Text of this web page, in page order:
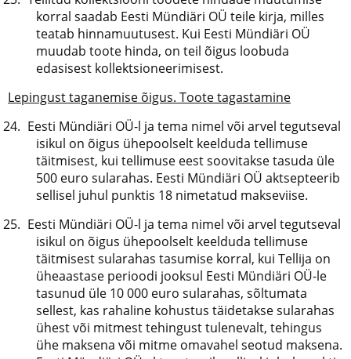
korral saadab Eesti Mündiäri OÜ teile kirja, milles
teatab hinnamuutusest. Kui Eesti Mündiäri OÜ
muudab toote hinda, on teil õigus loobuda
edasisest kollektsioneerimisest.
Lepingust taganemise õigus. Toote tagastamine
Eesti Mündiäri OÜ-l ja tema nimel või arvel tegutseval
isikul on õigus ühepoolselt keelduda tellimuse
täitmisest, kui tellimuse eest soovitakse tasuda üle
500 euro sularahas. Eesti Mündiäri OÜ aktsepteerib
sellisel juhul punktis 18 nimetatud makseviise.
Eesti Mündiäri OÜ-l ja tema nimel või arvel tegutseval
isikul on õigus ühepoolselt keelduda tellimuse
täitmisest sularahas tasumise korral, kui Tellija on
üheaastase perioodi jooksul Eesti Mündiäri OÜ-le
tasunud üle 10 000 euro sularahas, sõltumata
sellest, kas rahaline kohustus täidetakse sularahas
ühest või mitmest tehingust tulenevalt, tehingus
ühe maksena või mitme omavahel seotud maksena.